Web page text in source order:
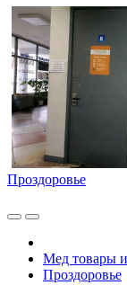
Проздоровье
Мед товары
Проздоровье